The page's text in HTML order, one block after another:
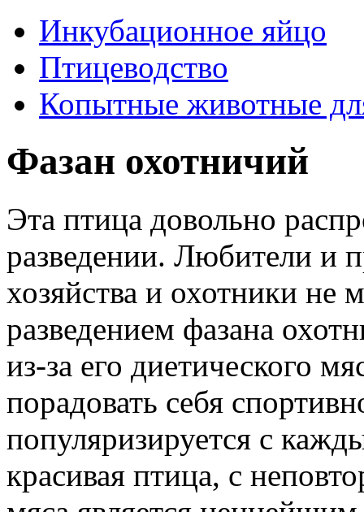
Инкубационное яйцо
Птицеводство
Копытные животные
Фазан охотничий
Эта птица довольно
разведении. Любители и
хозяйства и охотники не
разведением фазана
из-за его диетического
порадовать себя
популяризируется с
красивая птица, с